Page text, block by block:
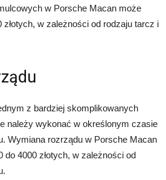
w Porsche Macan może
w zależności od rodzaju tarcz i
z bardziej skomplikowanych
należy wykonać w określonym czasie
Wymiana rozrządu w Porsche Macan
do 4000 złotych, w zależności od